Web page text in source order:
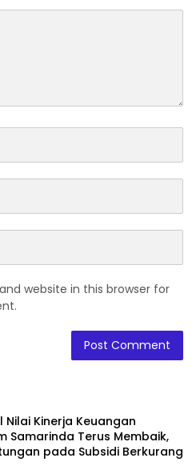
website in this browser for
Nilai Kinerja Keuangan
Samarinda Terus Membaik,
pada Subsidi Berkurang